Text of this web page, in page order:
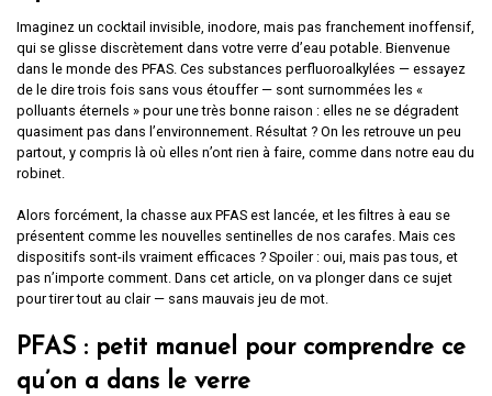
Imaginez un cocktail invisible, inodore, mais pas franchement inoffensif,
qui se glisse discrètement dans votre verre d’eau potable. Bienvenue
dans le monde des PFAS. Ces substances perfluoroalkylées — essayez
de le dire trois fois sans vous étouffer — sont surnommées les «
polluants éternels » pour une très bonne raison : elles ne se dégradent
quasiment pas dans l’environnement. Résultat ? On les retrouve un peu
partout, y compris là où elles n’ont rien à faire, comme dans notre eau du
robinet.
Alors forcément, la chasse aux PFAS est lancée, et les filtres à eau se
présentent comme les nouvelles sentinelles de nos carafes. Mais ces
dispositifs sont-ils vraiment efficaces ? Spoiler : oui, mais pas tous, et
pas n’importe comment. Dans cet article, on va plonger dans ce sujet
pour tirer tout au clair — sans mauvais jeu de mot.
PFAS : petit manuel pour comprendre ce
qu’on a dans le verre